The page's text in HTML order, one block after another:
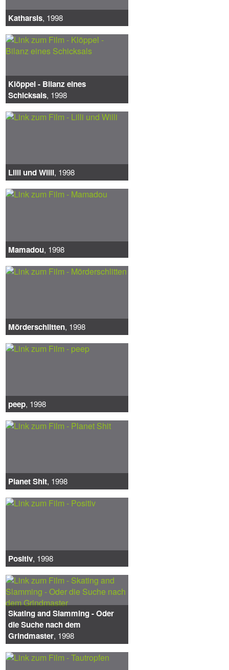
Katharsis, 1998
Klöppel - Bilanz eines
Schicksals, 1998
Lilli und Willi, 1998
Mamadou, 1998
Mörderschlitten, 1998
peep, 1998
Planet Shit, 1998
Positiv, 1998
Skating and Slamming - Oder
die Suche nach dem
Grindmaster, 1998